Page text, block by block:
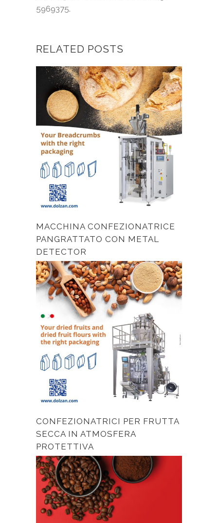
5969375.
RELATED POSTS
MACCHINA CONFEZIONATRICE
PANGRATTATO CON METAL
DETECTOR
CONFEZIONATRICI PER FRUTTA
SECCA IN ATMOSFERA
PROTETTIVA